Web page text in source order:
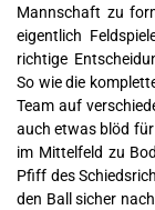
Mannschaft zu
eigentlich
richtige
So wie die
Team auf
auch etwas blöd
im Mittelfeld zu
Pfiff des
den Ball sicher